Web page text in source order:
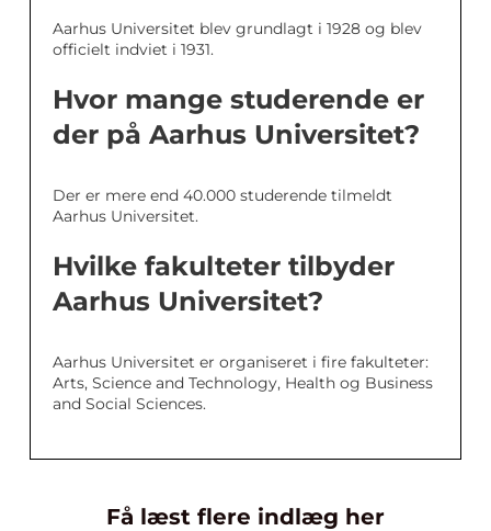
Aarhus Universitet blev grundlagt i 1928 og blev
officielt indviet i 1931.
Hvor mange studerende er
der på Aarhus Universitet?
Der er mere end 40.000 studerende tilmeldt
Aarhus Universitet.
Hvilke fakulteter tilbyder
Aarhus Universitet?
Aarhus Universitet er organiseret i fire fakulteter:
Arts, Science and Technology, Health og Business
and Social Sciences.
Få læst flere indlæg her